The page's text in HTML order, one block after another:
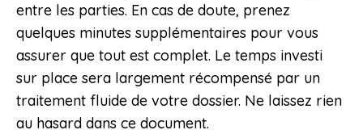
entre les parties. En cas de doute, prenez
quelques minutes supplémentaires pour vous
assurer que tout est complet. Le temps investi
sur place sera largement récompensé par un
traitement fluide de votre dossier. Ne laissez rien
au hasard dans ce document.